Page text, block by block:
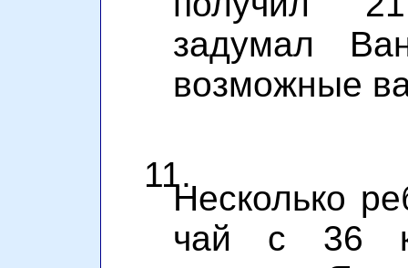
задумал
возможные
11.
Несколько
чай с 36